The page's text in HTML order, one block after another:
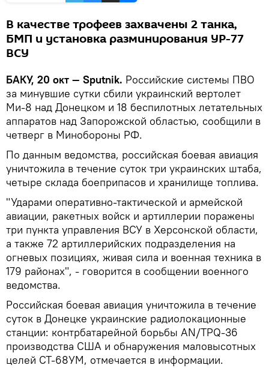
В качестве трофеев захвачены 2 танка,
БМП и установка разминирования УР-77
ВСУ
БАКУ, 20 окт — Sputnik. Российские системы ПВО
за минувшие сутки сбили украинский вертолет
Ми-8 над Донецком и 18 беспилотных летательных
аппаратов над Запорожской областью, сообщили в
четверг в Минобороны РФ.
По данным ведомства, российская боевая авиация
уничтожила в течение суток три украинских штаба,
четыре склада боеприпасов и хранилище топлива.
"Ударами оперативно-тактической и армейской
авиации, ракетных войск и артиллерии поражены
три пункта управления ВСУ в Херсонской области,
а также 72 артиллерийских подразделения на
огневых позициях, живая сила и военная техника в
179 районах", - говорится в сообщении военного
ведомства.
Российская боевая авиация уничтожила в течение
суток в Донецке украинские радиолокационные
станции: контрбатарейной борьбы AN/TPQ-36
производства США и обнаружения маловысотных
целей СТ-68УМ, отмечается в информации.